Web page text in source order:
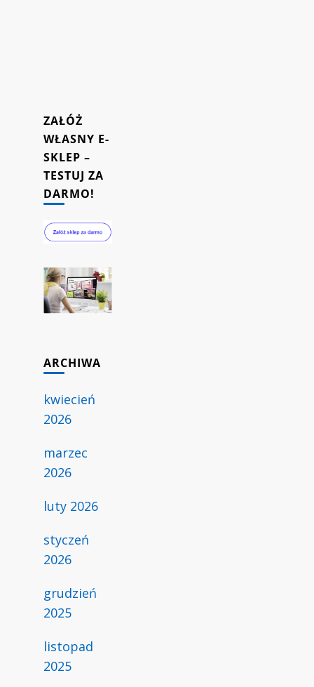
ZAŁÓŻ
WŁASNY E-
SKLEP –
TESTUJ ZA
DARMO!
ARCHIWA
kwiecień
2026
marzec
2026
luty 2026
styczeń
2026
grudzień
2025
listopad
2025